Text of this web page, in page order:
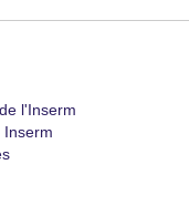
l'Inserm
Inserm